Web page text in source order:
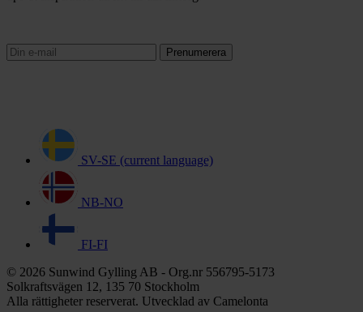
Prenumerera
SV-SE (current language)
NB-NO
FI-FI
© 2026 Sunwind Gylling AB - Org.nr 556795-5173
Solkraftsvägen 12, 135 70 Stockholm
Alla rättigheter reserverat. Utvecklad av Camelonta